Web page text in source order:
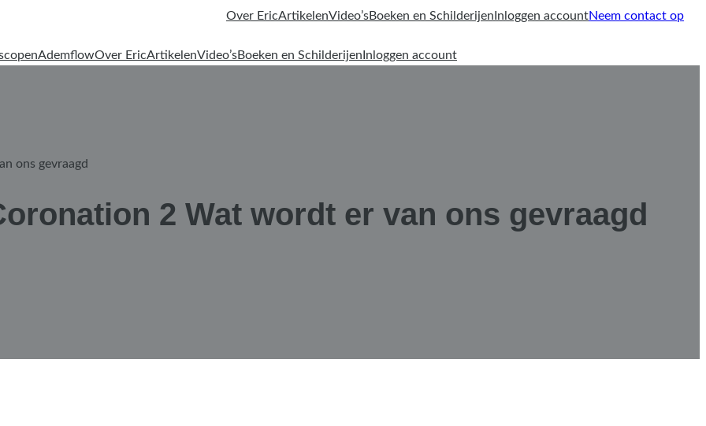
Over EricArtikelenVideo’sBoeken en Schilderijen Inloggen accountNeem contact op
AdemflowOver EricArtikelenVideo’sBoeken en Schilderijen Inloggen account
ons gevraagd
2 Wat wordt er van ons gevraagd